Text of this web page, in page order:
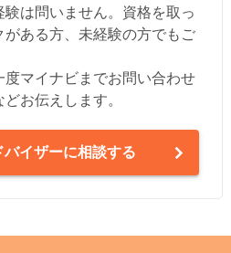
は問いません。資格を取っ
ある方、未経験の方でもご
度マイナビまでお問い合わせ
お伝えします。
バイザーに相談する